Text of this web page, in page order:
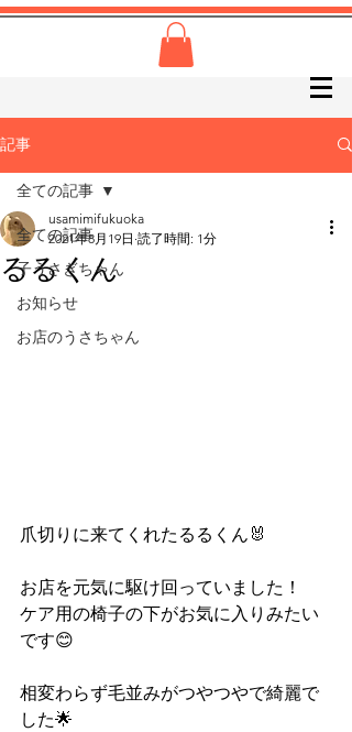
記事
全ての記事
子うさぎちゃん
お知らせ
お店のうさちゃん
全ての記事
るるくん
usamimifukuoka
2021年8月19日 読了時間: 1分
爪切りに来てくれたるるくん🐰
お店を元気に駆け回っていました！
ケア用の椅子の下がお気に入りみたい
です😊
相変わらず毛並みがつやつやで綺麗で
した🌟